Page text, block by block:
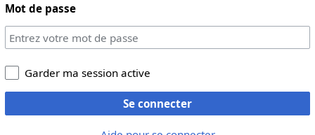
Mot de passe
Garder ma session active
Se connecter